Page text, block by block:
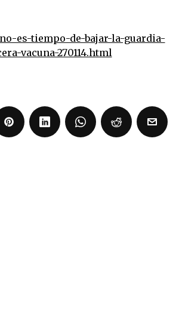
es-tiempo-de-bajar-la-guardia-
vacuna-270114.html